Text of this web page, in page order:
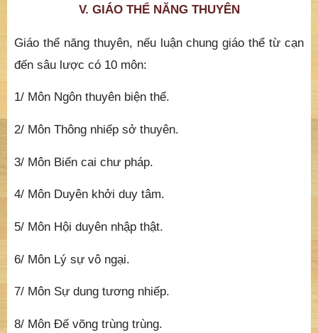
V. GIÁO THỂ NĂNG THUYÊN
Giáo thể năng thuyên, nếu luận chung giáo thể từ cạn
đến sâu lược có 10 môn:
1/ Môn Ngôn thuyên biện thể.
2/ Môn Thông nhiếp sở thuyên.
3/ Môn Biến cai chư pháp.
4/ Môn Duyên khởi duy tâm.
5/ Môn Hội duyên nhập thật.
6/ Môn Lý sự vô ngại.
7/ Môn Sự dung tương nhiếp.
8/ Môn Đế võng trùng trùng.